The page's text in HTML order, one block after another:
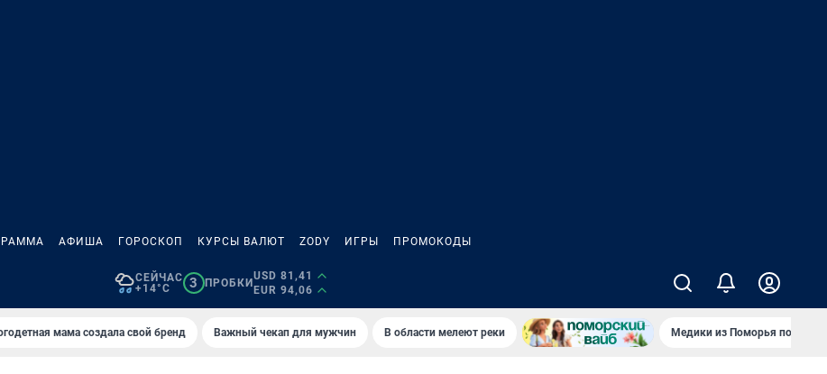
АФИША ГОРОСКОП КУРСЫ ВАЛЮТ ZODY ИГРЫ ПРОМОКОДЫ
СЕЙЧАС
+14°C
3 ПРОБКИ
USD 81,41
EUR 94,06
мама создала свой бренд Важный чекап для мужчин В области мелеют реки Медики из Поморья поехали